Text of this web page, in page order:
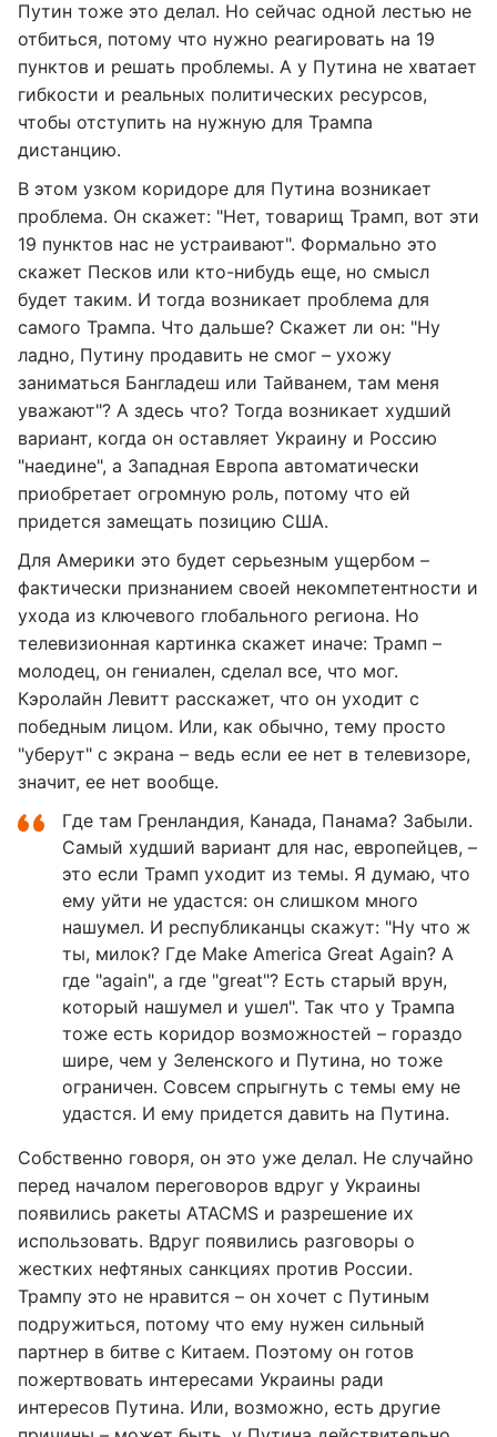
Путин тоже это делал. Но сейчас одной лестью не
отбиться, потому что нужно реагировать на 19
пунктов и решать проблемы. А у Путина не хватает
гибкости и реальных политических ресурсов,
чтобы отступить на нужную для Трампа
дистанцию.
В этом узком коридоре для Путина возникает
проблема. Он скажет: "Нет, товарищ Трамп, вот эти
19 пунктов нас не устраивают". Формально это
скажет Песков или кто-нибудь еще, но смысл
будет таким. И тогда возникает проблема для
самого Трампа. Что дальше? Скажет ли он: "Ну
ладно, Путину продавить не смог – ухожу
заниматься Бангладеш или Тайванем, там меня
уважают"? А здесь что? Тогда возникает худший
вариант, когда он оставляет Украину и Россию
"наедине", а Западная Европа автоматически
приобретает огромную роль, потому что ей
придется замещать позицию США.
Для Америки это будет серьезным ущербом –
фактически признанием своей некомпетентности и
ухода из ключевого глобального региона. Но
телевизионная картинка скажет иначе: Трамп –
молодец, он гениален, сделал все, что мог.
Кэролайн Левитт расскажет, что он уходит с
победным лицом. Или, как обычно, тему просто
"уберут" с экрана – ведь если ее нет в телевизоре,
значит, ее нет вообще.
Где там Гренландия, Канада, Панама? Забыли.
Самый худший вариант для нас, европейцев, –
это если Трамп уходит из темы. Я думаю, что
ему уйти не удастся: он слишком много
нашумел. И республиканцы скажут: "Ну что ж
ты, милок? Где Make America Great Again? А
где "again", а где "great"? Есть старый врун,
который нашумел и ушел". Так что у Трампа
тоже есть коридор возможностей – гораздо
шире, чем у Зеленского и Путина, но тоже
ограничен. Совсем спрыгнуть с темы ему не
удастся. И ему придется давить на Путина.
Собственно говоря, он это уже делал. Не случайно
перед началом переговоров вдруг у Украины
появились ракеты ATACMS и разрешение их
использовать. Вдруг появились разговоры о
жестких нефтяных санкциях против России.
Трампу это не нравится – он хочет с Путиным
подружиться, потому что ему нужен сильный
партнер в битве с Китаем. Поэтому он готов
пожертвовать интересами Украины ради
интересов Путина. Или, возможно, есть другие